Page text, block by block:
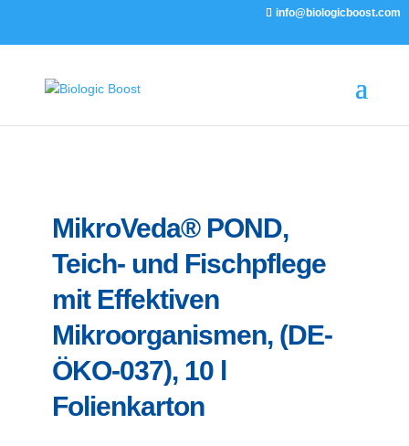
info@biologicboost.com
MikroVeda® POND,
Teich- und Fischpflege
mit Effektiven
Mikroorganismen, (DE-
ÖKO-037), 10 l
Folienkarton